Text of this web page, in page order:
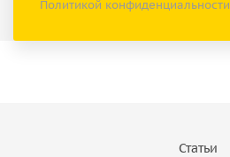
Политикой конфиденциальности
Статьи